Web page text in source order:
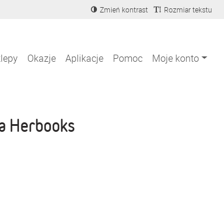
Zmień kontrast Rozmiar tekstu
Okazje Aplikacje Pomoc Moje konto
Herbooks